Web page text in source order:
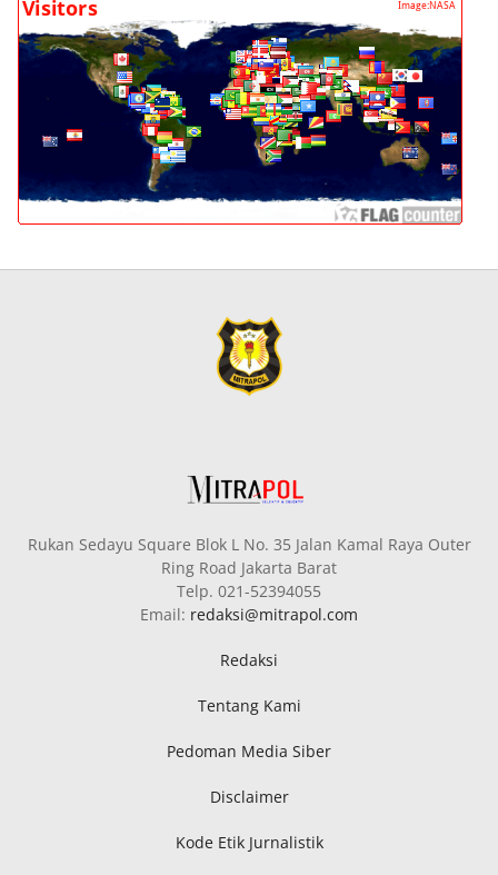
Rukan Sedayu Square Blok L No. 35 Jalan Kamal Raya Outer
Ring Road Jakarta Barat
Telp. 021-52394055
Email: redaksi@mitrapol.com
Redaksi
Tentang Kami
Pedoman Media Siber
Disclaimer
Kode Etik Jurnalistik